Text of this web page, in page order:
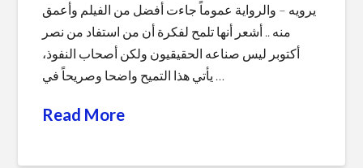
يرويه – والرواية عموماً جاءت أفضل من الفيلم وأعمق
منه .. أشعر أنها تلمح لفكرة أن من استفاد من نصر
أكتوبر ليس صناعه الحقيقيون ولكن أصحاب النفوذ،
يأتي هذا التميح واضحا وصريحاً في …
Read More